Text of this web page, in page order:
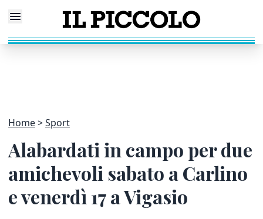
Home Sport
Alabardati in campo per due
amichevoli sabato a Carlino
e venerdì 17 a Vigasio